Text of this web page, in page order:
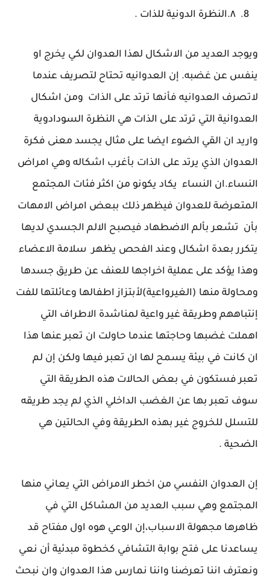
ويوجد العديد من الاشكال لهذا العدوان لكي يخرج او
ينفس عن غضبه. إن العدوانيه تحتاح لتصريف عندما
لاتصرف العدوانيه فأنها ترتد على الذات ومن اشكال
العدوانية التي ترتد على الذات هي النظرة السودادوية
واريد ان القي الضوء ايضا على مثال يجسد معنى فكرة
العدوان الذي يرتد على الذات بأغرب اشكاله وهي امراض
النساء.ان النساء يكاد يكونو من اكثر فئات المجتمع
المتعرضة للعدوان فيظهر ذلك ببعض امراض الامهات
بأن تشعر بألم الاضطهاد فيصبح الالم الجسدي لديها
يتكرر بعدة اشكال وعند الفحص يظهر سلامة الاعضاء
وهذا يؤكد على عملية اخراجها للعنف عن طريق جسدها
ومحاولة منها (الغيرواعية)لأبتزاز اطفالها وعائلتها للفت
إنتباههم وطريقة غير واعية لمناشدة الاطراف التي
اهملت غضبها وحاجتها عندما حاولت ان تعبر عنها هذا
ان كانت في بيئة يسمح لها ان تعبر فيها ولكن إن لم
تعبر فستكون في بعض الحالات هذه الطريقة التي
سوف تعبر بها عن الغضب الداخلي الذي لم يجد طريقه
للتسلل للخروج غير بهذه الطريقة وفي الحالتين هي
الضحية .
إن العدوان النفسي من اخطر الامراض التي يعاني منها
المجتمع وهي سبب العديد من المشاكل التي في
ظاهرها مجهولة الاسباب،إن الوعي هوه اول مفتاح قد
يساعدنا على فتح بوابة التشافي كخطوة مبدئية أن نعي
ونعترف اننا تعرضنا واننا نمارس هذا العدوان وان نبحث